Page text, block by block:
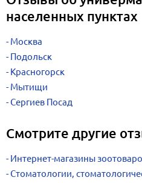
населенных пунктах
Москва
Подольск
Красногорск
Мытищи
Сергиев Посад
Смотрите другие
Интернет-магазины
Стоматологии,